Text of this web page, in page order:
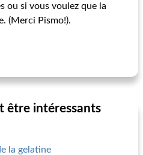
ou si vous voulez que la
(Merci Pismo!).
être intéressants
la gelatine